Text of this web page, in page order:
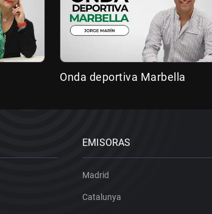
Onda deportiva Marbella
EMISORAS
Madrid
Catalunya